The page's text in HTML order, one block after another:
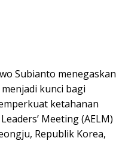
Subianto menegaskan
kunci bagi
ketahanan
Meeting (AELM)
Republik Korea,